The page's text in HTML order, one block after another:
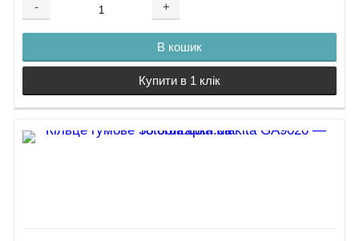
- +
В кошик
Купити в 1 клік